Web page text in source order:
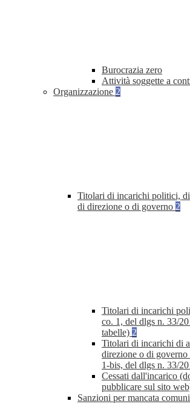
Burocrazia zero
Attività soggette a
Organizzazione 2
Titolari di incarichi politici,
di direzione o di governo 2
Titolari di incarichi
co. 1, del dlgs n. 33/
tabelle) 2
Titolari di incarichi di
direzione o di
1-bis, del dlgs n. 33/
Cessati dall'incarico
pubblicare sul sito
Sanzioni per mancata